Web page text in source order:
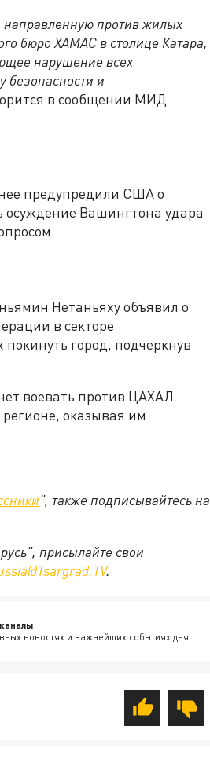
направленную против жилых
бюро ХАМАС в столице Катара,
нарушение всех
безопасности и
в сообщении МИД
предупредили США о
осуждение Вашингтона удара
Нетаньяху объявил о
в секторе
город, подчеркнув
воевать против ЦАХАЛ.
оказывая им
", также подписывайтесь на
присылайте свои
.
новостях и важнейших событиях дня.